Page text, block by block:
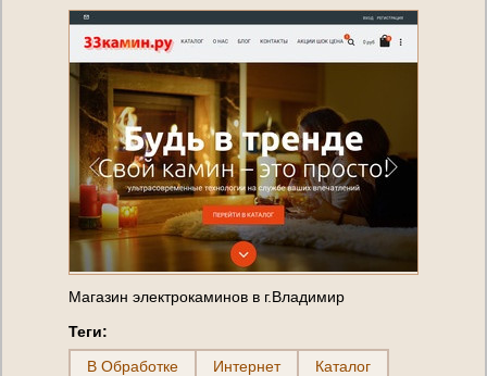
Магазин электрокаминов в г.Владимир
Теги:
В Обработке
Интернет Каталог